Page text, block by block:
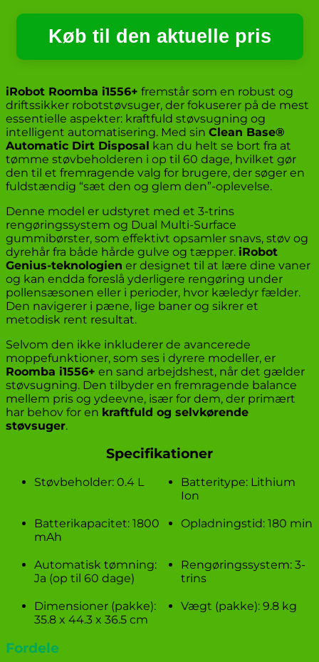
Køb til den aktuelle pris
iRobot Roomba i1556+ fremstår som en robust og
driftssikker robotstøvsuger, der fokuserer på de mest
essentielle aspekter: kraftfuld støvsugning og
intelligent automatisering. Med sin Clean Base®
Automatic Dirt Disposal kan du helt se bort fra at
tømme støvbeholderen i op til 60 dage, hvilket gør
den til et fremragende valg for brugere, der søger en
fuldstændig “sæt den og glem den”-oplevelse.
Denne model er udstyret med et 3-trins
rengøringssystem og Dual Multi-Surface
gummibørster, som effektivt opsamler snavs, støv og
dyrehår fra både hårde gulve og tæpper. iRobot
Genius-teknologien er designet til at lære dine vaner
og kan endda foreslå yderligere rengøring under
pollensæsonen eller i perioder, hvor kæledyr fælder.
Den navigerer i pæne, lige baner og sikrer et
metodisk rent resultat.
Selvom den ikke inkluderer de avancerede
moppefunktioner, som ses i dyrere modeller, er
Roomba i1556+ en sand arbejdshest, når det gælder
støvsugning. Den tilbyder en fremragende balance
mellem pris og ydeevne, især for dem, der primært
har behov for en kraftfuld og selvkørende
støvsuger.
Specifikationer
Støvbeholder: 0.4 L
Batteritype: Lithium
Ion
Batterikapacitet: 1800
mAh
Opladningstid: 180 min
Automatisk tømning:
Ja (op til 60 dage)
Rengøringssystem: 3-
trins
Dimensioner (pakke):
35.8 x 44.3 x 36.5 cm
Vægt (pakke): 9.8 kg
Fordele